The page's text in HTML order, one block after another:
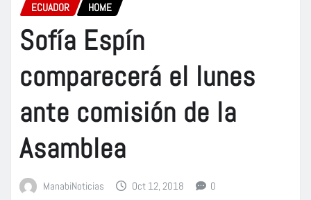
ECUADOR HOME
Sofía Espín
comparecerá el lunes
ante comisión de la
Asamblea
ManabiNoticias Oct 12, 2018 0